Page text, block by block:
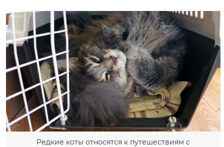
Редкие коты относятся к путешествиям с